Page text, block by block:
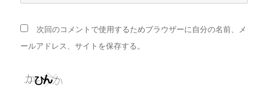
次回のコメントで使用するためブラウザーに自分の名前、メ
ールアドレス、サイトを保存する。